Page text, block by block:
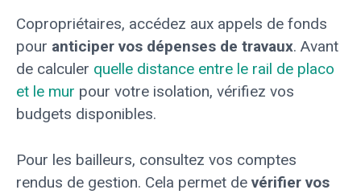
Copropriétaires, accédez aux appels de fonds
pour anticiper vos dépenses de travaux. Avant
de calculer quelle distance entre le rail de placo
et le mur pour votre isolation, vérifiez vos
budgets disponibles.
Pour les bailleurs, consultez vos comptes
rendus de gestion. Cela permet de vérifier vos